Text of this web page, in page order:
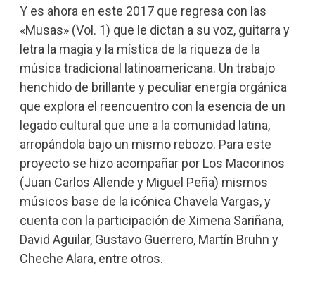
Y es ahora en este 2017 que regresa con las
«Musas» (Vol. 1) que le dictan a su voz, guitarra y
letra la magia y la mística de la riqueza de la
música tradicional latinoamericana. Un trabajo
henchido de brillante y peculiar energía orgánica
que explora el reencuentro con la esencia de un
legado cultural que une a la comunidad latina,
arropándola bajo un mismo rebozo. Para este
proyecto se hizo acompañar por Los Macorinos
(Juan Carlos Allende y Miguel Peña) mismos
músicos base de la icónica Chavela Vargas, y
cuenta con la participación de Ximena Sariñana,
David Aguilar, Gustavo Guerrero, Martín Bruhn y
Cheche Alara, entre otros.